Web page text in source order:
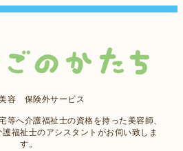
容 保険外サービス
等へ介護福祉士の資格を持った美容師、
福祉士のアシスタントがお伺い致しま
す。